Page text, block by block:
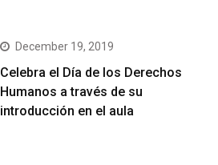
December 19, 2019
Celebra el Día de los Derechos
Humanos a través de su
introducción en el aula